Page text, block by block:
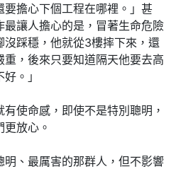
擔心下個工程在哪裡。」甚
讓人擔心的是，冒著生命危險
踩穩，他就從3樓摔下來，還
，後來只要知道隔天他要去高
。」
使命感，即使不是特別聰明，
放心。
、最厲害的那群人，但不影響